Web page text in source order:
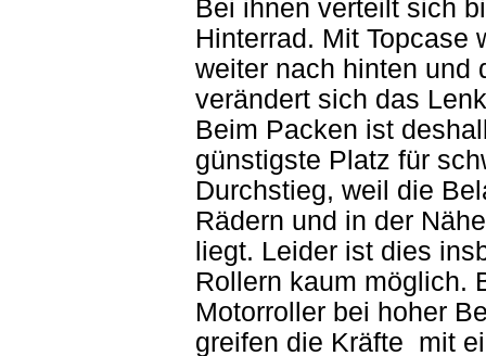
Bei ihnen verteilt sich
Hinterrad. Mit Topcase
weiter nach hinten und
verändert sich das
Beim Packen ist
günstigste Platz für
Durchstieg, weil die
Rädern und in der
liegt. Leider ist dies
Rollern kaum möglich.
Motorroller bei hoher
greifen die Kräfte mit